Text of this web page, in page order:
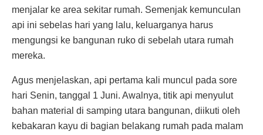
menjalar ke area sekitar rumah. Semenjak kemunculan
api ini sebelas hari yang lalu, keluarganya harus
mengungsi ke bangunan ruko di sebelah utara rumah
mereka.
Agus menjelaskan, api pertama kali muncul pada sore
hari Senin, tanggal 1 Juni. Awalnya, titik api menyulut
bahan material di samping utara bangunan, diikuti oleh
kebakaran kayu di bagian belakang rumah pada malam